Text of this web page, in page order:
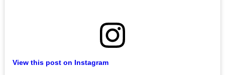
View this post on Instagram